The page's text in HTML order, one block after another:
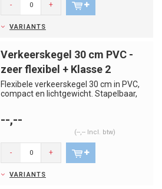
- +
VARIANTS
Verkeerskegel 30 cm PVC -
zeer flexibel + Klasse 2
Flexibele verkeerskegel 30 cm in PVC,
compact en lichtgewicht. Stapelbaar,
--,--
(--,-- Incl. btw)
- +
VARIANTS